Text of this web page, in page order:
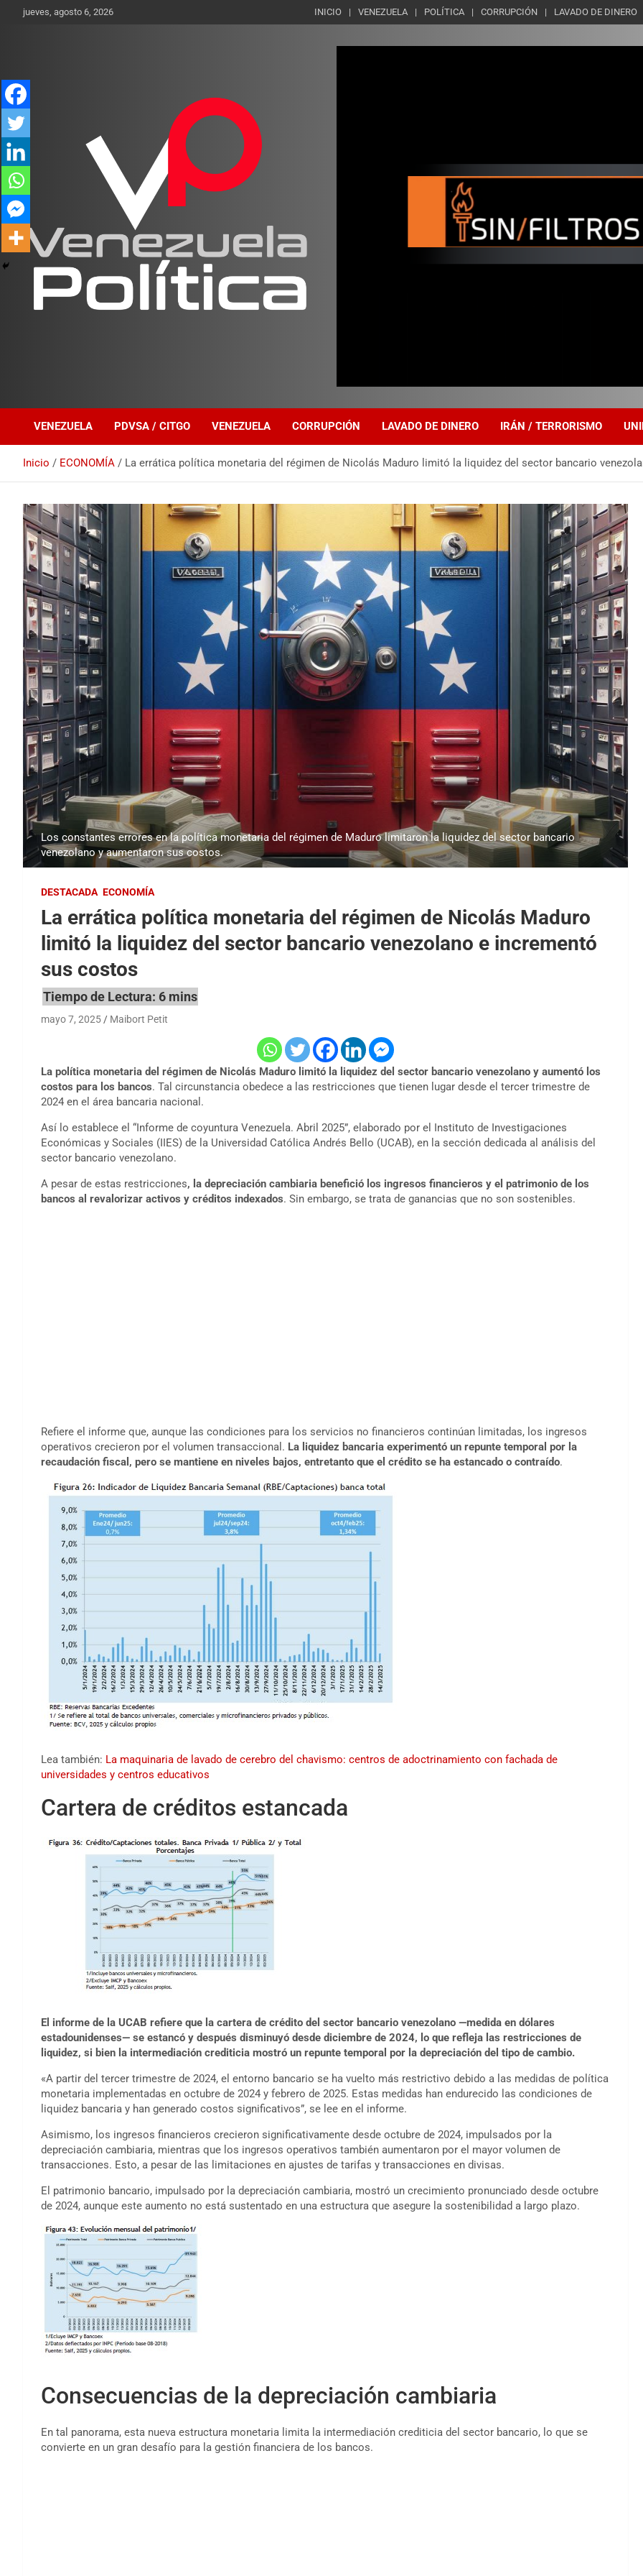
Saltarjueves, agosto 6, 2026 INICIO VENEZUELA POLÍTICA CORRUPCIÓN LAVADO DE DINERO
VENEZUELA PDVSA / CITGO VENEZUELA CORRUPCIÓN LAVADO DE DINERO IRÁN / TERRORISMO
Inicio ECONOMÍA La errática política monetaria del régimen de Nicolás Maduro limitó la liquidez del sector bancario
Los constantes errores en la política monetaria del régimen de Maduro limitaron la liquidez del sector bancario
venezolano y aumentaron sus costos.
DESTACADA ECONOMÍA
La errática política monetaria del régimen de Nicolás Maduro
limitó la liquidez del sector bancario venezolano e incrementó
sus costos
mayo 7, 2025 Maibort Petit
La política monetaria del régimen de Nicolás Maduro limitó la liquidez del sector bancario venezolano y aumentó los
costos para los bancos. Tal circunstancia obedece a las restricciones que tienen lugar desde el tercer trimestre de
2024 en el área bancaria nacional.
Así lo establece el “Informe de coyuntura Venezuela. Abril 2025”, elaborado por el Instituto de Investigaciones
Económicas y Sociales (IIES) de la Universidad Católica Andrés Bello (UCAB), en la sección dedicada al análisis del
sector bancario venezolano.
A pesar de estas restricciones, la depreciación cambiaria benefició los ingresos financieros y el patrimonio de los
bancos al revalorizar activos y créditos indexados. Sin embargo, se trata de ganancias que no son sostenibles.
Refiere el informe que, aunque las condiciones para los servicios no financieros continúan limitadas, los ingresos
operativos crecieron por el volumen transaccional. La liquidez bancaria experimentó un repunte temporal por la
recaudación fiscal, pero se mantiene en niveles bajos, entretanto que el crédito se ha estancado o contraído.
Lea también: La maquinaria de lavado de cerebro del chavismo: centros de adoctrinamiento con fachada de
universidades y centros educativos
Cartera de créditos estancada
El informe de la UCAB refiere que la cartera de crédito del sector bancario venezolano —medida en dólares
estadounidenses— se estancó y después disminuyó desde diciembre de 2024, lo que refleja las restricciones de
liquidez, si bien la intermediación crediticia mostró un repunte temporal por la depreciación del tipo de cambio.
«A partir del tercer trimestre de 2024, el entorno bancario se ha vuelto más restrictivo debido a las medidas de política
monetaria implementadas en octubre de 2024 y febrero de 2025. Estas medidas han endurecido las condiciones de
liquidez bancaria y han generado costos significativos”, se lee en el informe.
Asimismo, los ingresos financieros crecieron significativamente desde octubre de 2024, impulsados por la
depreciación cambiaria, mientras que los ingresos operativos también aumentaron por el mayor volumen de
transacciones. Esto, a pesar de las limitaciones en ajustes de tarifas y transacciones en divisas.
El patrimonio bancario, impulsado por la depreciación cambiaria, mostró un crecimiento pronunciado desde octubre
de 2024, aunque este aumento no está sustentado en una estructura que asegure la sostenibilidad a largo plazo.
Consecuencias de la depreciación cambiaria
En tal panorama, esta nueva estructura monetaria limita la intermediación crediticia del sector bancario, lo que se
convierte en un gran desafío para la gestión financiera de los bancos.